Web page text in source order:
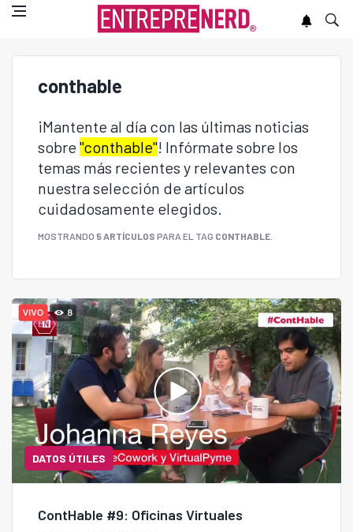
conthable
¡Mantente al día con las últimas noticias
sobre "conthable"! Infórmate sobre los
temas más recientes y relevantes con
nuestra selección de artículos
cuidadosamente elegidos.
MOSTRANDO 5 ARTÍCULOS PARA EL TAG CONTHABLE
DATOS ÚTILES
ContHable #9: Oficinas Virtuales